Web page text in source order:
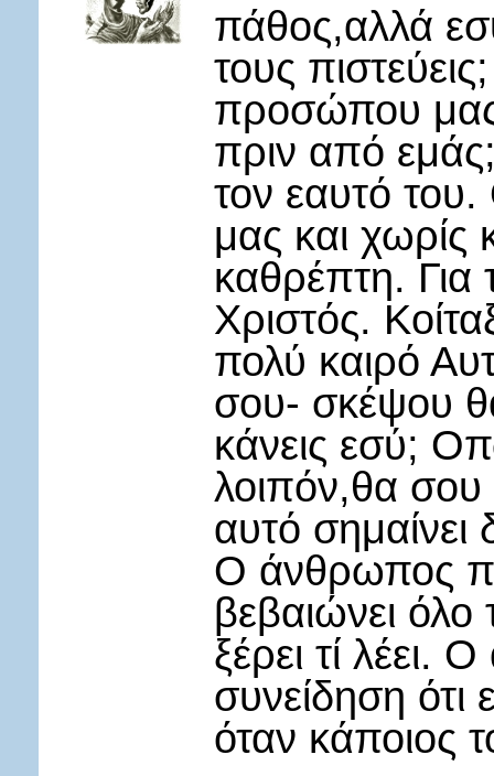
πάθος,αλλά
τους
προσώπου μας
πριν από
τον εαυτό
μας και χωρίς
καθρέπτη. Για
Χριστός.
πολύ καιρό
σου- σκέψου
κάνεις εσύ;
λοιπόν,θα σου
αυτό
Ο άνθρωπος
βεβαιώνει όλο
ξέρει τί λέει.
συνείδηση ότι
όταν κάποιος